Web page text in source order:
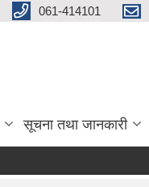
061-414101
सूचना तथा जानकारी